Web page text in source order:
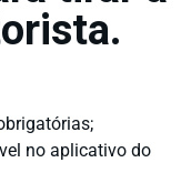
no aplicativo do